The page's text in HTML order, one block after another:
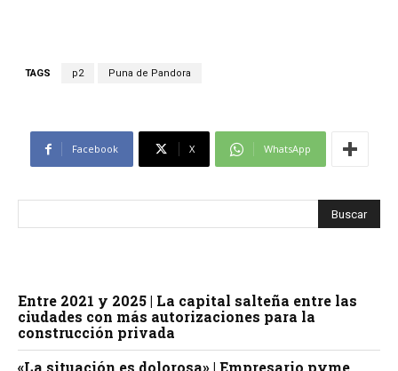
TAGS p2 Puna de Pandora
Facebook X WhatsApp
Entre 2021 y 2025 | La capital salteña entre las
ciudades con más autorizaciones para la
construcción privada
«La situación es dolorosa» | Empresario pyme